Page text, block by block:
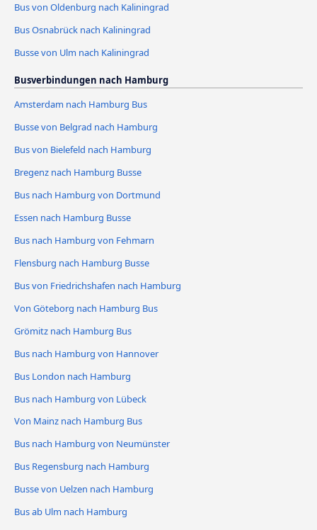
Bus von Oldenburg nach Kaliningrad
Bus Osnabrück nach Kaliningrad
Busse von Ulm nach Kaliningrad
Busverbindungen nach Hamburg
Amsterdam nach Hamburg Bus
Busse von Belgrad nach Hamburg
Bus von Bielefeld nach Hamburg
Bregenz nach Hamburg Busse
Bus nach Hamburg von Dortmund
Essen nach Hamburg Busse
Bus nach Hamburg von Fehmarn
Flensburg nach Hamburg Busse
Bus von Friedrichshafen nach Hamburg
Von Göteborg nach Hamburg Bus
Grömitz nach Hamburg Bus
Bus nach Hamburg von Hannover
Bus London nach Hamburg
Bus nach Hamburg von Lübeck
Von Mainz nach Hamburg Bus
Bus nach Hamburg von Neumünster
Bus Regensburg nach Hamburg
Busse von Uelzen nach Hamburg
Bus ab Ulm nach Hamburg